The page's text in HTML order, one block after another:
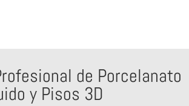
de Porcelanato
y Pisos 3D